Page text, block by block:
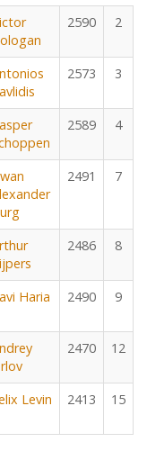
2590 2
2573 3
2589 4
2491 7
2486 8
Haria 2490 9
2470 12
Levin 2413 15